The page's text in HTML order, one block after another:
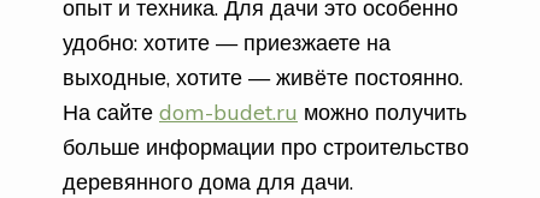
опыт и техника. Для дачи это особенно
удобно: хотите — приезжаете на
выходные, хотите — живёте постоянно.
На сайте dom-budet.ru можно получить
больше информации про строительство
деревянного дома для дачи.